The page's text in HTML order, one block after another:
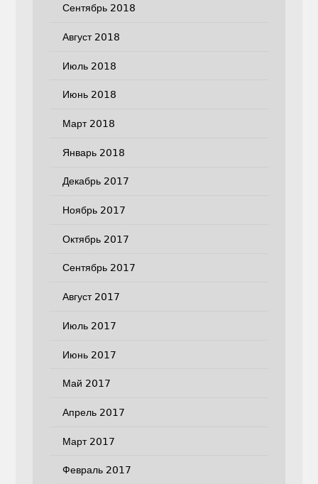
Сентябрь 2018
Август 2018
Июль 2018
Июнь 2018
Март 2018
Январь 2018
Декабрь 2017
Ноябрь 2017
Октябрь 2017
Сентябрь 2017
Август 2017
Июль 2017
Июнь 2017
Май 2017
Апрель 2017
Март 2017
Февраль 2017